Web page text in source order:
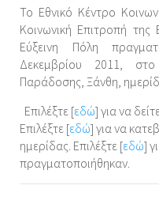
Το Εθνικό Κέντρο
Κοινωνική Επιτροπή
Εύξεινη Πόλη
Δεκεμβρίου 2011,
Παράδοσης, Ξάνθη,
Επιλέξτε [εδώ] για να
Επιλέξτε [εδώ] για να
ημερίδας. Επιλέξτε [εδώ]
πραγματοποιήθηκαν.